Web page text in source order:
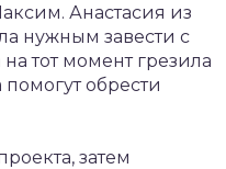
Анастасия из
нужным завести с
тот момент грезила
обрести
затем